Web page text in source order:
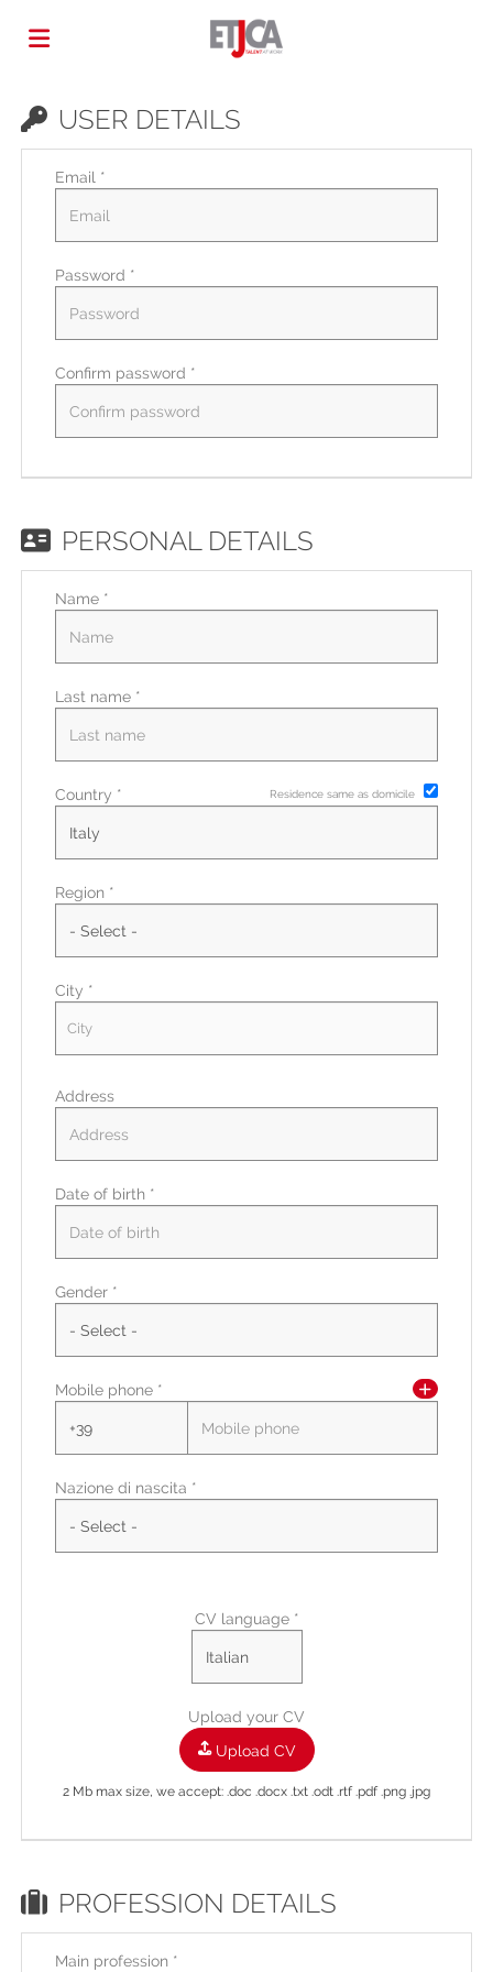
Home
Job
list
Upload
your
CV
Login
Language
FR
IT
DE
ES
USER DETAILS
Email *
Password *
Confirm password *
PERSONAL DETAILS
Name *
Last name *
Country * Residence same as domicile
Region *
City *
City
Address
Date of birth *
Gender *
Mobile phone *
Nazione di nascita *
CV language *
Upload your CV
Upload CV
2 Mb max size, we accept: .doc .docx .txt .odt .rtf .pdf .png .jpg
PROFESSION DETAILS
Main profession *